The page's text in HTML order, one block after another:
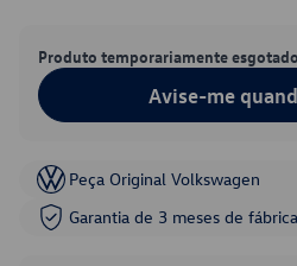
Produto temporariamente
Avise-me
Peça Original Volkswagen
Garantia de 3 meses de fábrica